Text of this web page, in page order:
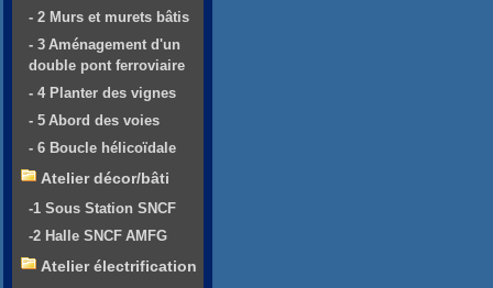
- 2 Murs et murets bâtis
- 3 Aménagement d'un
double pont ferroviaire
- 4 Planter des vignes
- 5 Abord des voies
- 6 Boucle hélicoïdale
Atelier décor/bâti
-1 Sous Station SNCF
-2 Halle SNCF AMFG
Atelier électrification